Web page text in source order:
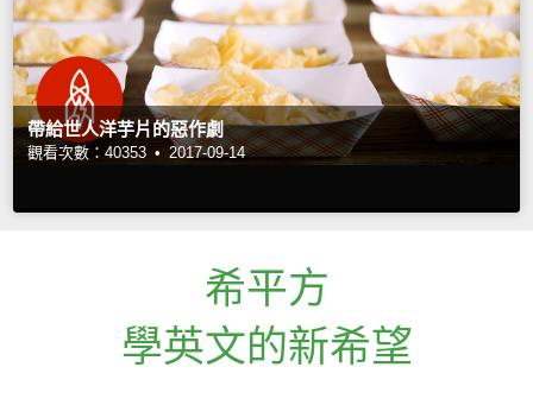
帶給世人洋芋片的惡作劇
觀看次數：40353 • 2017-09-14
希平方
學英文的新希望